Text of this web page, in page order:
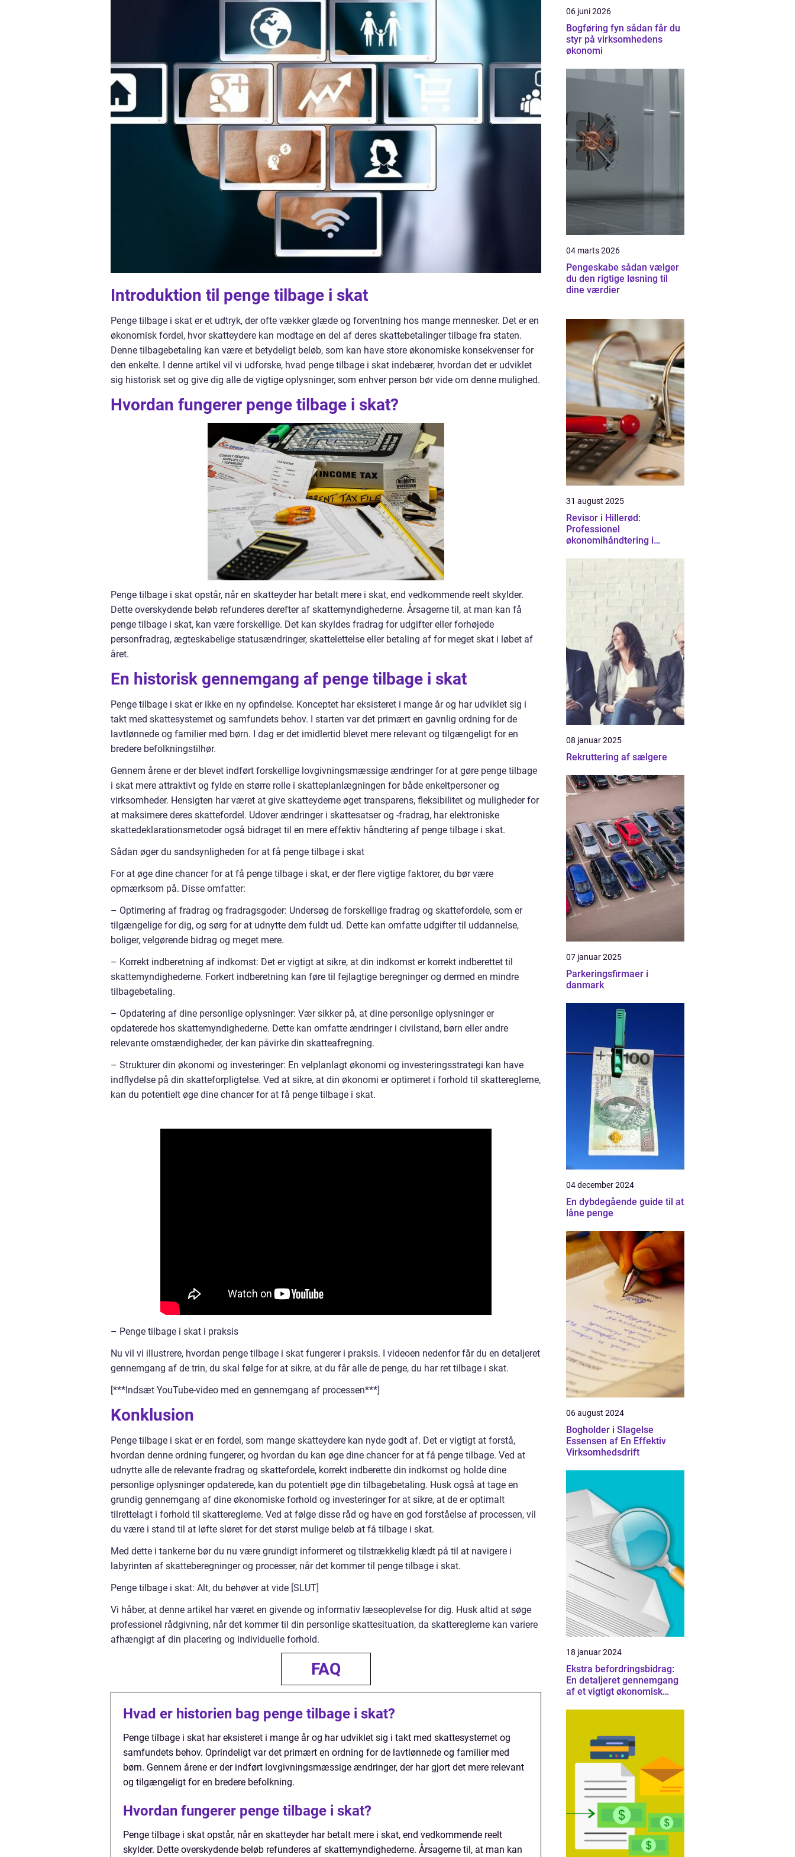
Introduktion til penge tilbage i skat
Penge tilbage i skat er et udtryk, der ofte vækker glæde og forventning hos mange mennesker. Det er en
økonomisk fordel, hvor skatteydere kan modtage en del af deres skattebetalinger tilbage fra staten.
Denne tilbagebetaling kan være et betydeligt beløb, som kan have store økonomiske konsekvenser for
den enkelte. I denne artikel vil vi udforske, hvad penge tilbage i skat indebærer, hvordan det er udviklet
sig historisk set og give dig alle de vigtige oplysninger, som enhver person bør vide om denne mulighed.
Hvordan fungerer penge tilbage i skat?
Penge tilbage i skat opstår, når en skatteyder har betalt mere i skat, end vedkommende reelt skylder.
Dette overskydende beløb refunderes derefter af skattemyndighederne. Årsagerne til, at man kan få
penge tilbage i skat, kan være forskellige. Det kan skyldes fradrag for udgifter eller forhøjede
personfradrag, ægteskabelige statusændringer, skattelettelse eller betaling af for meget skat i løbet af
året.
En historisk gennemgang af penge tilbage i skat
Penge tilbage i skat er ikke en ny opfindelse. Konceptet har eksisteret i mange år og har udviklet sig i
takt med skattesystemet og samfundets behov. I starten var det primært en gavnlig ordning for de
lavtlønnede og familier med børn. I dag er det imidlertid blevet mere relevant og tilgængeligt for en
bredere befolkningstilhør.
Gennem årene er der blevet indført forskellige lovgivningsmæssige ændringer for at gøre penge tilbage
i skat mere attraktivt og fylde en større rolle i skatteplanlægningen for både enkeltpersoner og
virksomheder. Hensigten har været at give skatteyderne øget transparens, fleksibilitet og muligheder for
at maksimere deres skattefordel. Udover ændringer i skattesatser og -fradrag, har elektroniske
skattedeklarationsmetoder også bidraget til en mere effektiv håndtering af penge tilbage i skat.
Sådan øger du sandsynligheden for at få penge tilbage i skat
For at øge dine chancer for at få penge tilbage i skat, er der flere vigtige faktorer, du bør være
opmærksom på. Disse omfatter:
– Optimering af fradrag og fradragsgoder: Undersøg de forskellige fradrag og skattefordele, som er
tilgængelige for dig, og sørg for at udnytte dem fuldt ud. Dette kan omfatte udgifter til uddannelse,
boliger, velgørende bidrag og meget mere.
– Korrekt indberetning af indkomst: Det er vigtigt at sikre, at din indkomst er korrekt indberettet til
skattemyndighederne. Forkert indberetning kan føre til fejlagtige beregninger og dermed en mindre
tilbagebetaling.
– Opdatering af dine personlige oplysninger: Vær sikker på, at dine personlige oplysninger er
opdaterede hos skattemyndighederne. Dette kan omfatte ændringer i civilstand, børn eller andre
relevante omstændigheder, der kan påvirke din skatteafregning.
– Strukturer din økonomi og investeringer: En velplanlagt økonomi og investeringsstrategi kan have
indflydelse på din skatteforpligtelse. Ved at sikre, at din økonomi er optimeret i forhold til skattereglerne,
kan du potentielt øge dine chancer for at få penge tilbage i skat.
– Penge tilbage i skat i praksis
Nu vil vi illustrere, hvordan penge tilbage i skat fungerer i praksis. I videoen nedenfor får du en detaljeret
gennemgang af de trin, du skal følge for at sikre, at du får alle de penge, du har ret tilbage i skat.
[***Indsæt YouTube-video med en gennemgang af processen***]
Konklusion
Penge tilbage i skat er en fordel, som mange skatteydere kan nyde godt af. Det er vigtigt at forstå,
hvordan denne ordning fungerer, og hvordan du kan øge dine chancer for at få penge tilbage. Ved at
udnytte alle de relevante fradrag og skattefordele, korrekt indberette din indkomst og holde dine
personlige oplysninger opdaterede, kan du potentielt øge din tilbagebetaling. Husk også at tage en
grundig gennemgang af dine økonomiske forhold og investeringer for at sikre, at de er optimalt
tilrettelagt i forhold til skattereglerne. Ved at følge disse råd og have en god forståelse af processen, vil
du være i stand til at løfte sløret for det størst mulige beløb at få tilbage i skat.
Med dette i tankerne bør du nu være grundigt informeret og tilstrækkelig klædt på til at navigere i
labyrinten af skatteberegninger og processer, når det kommer til penge tilbage i skat.
Penge tilbage i skat: Alt, du behøver at vide [SLUT]
Vi håber, at denne artikel har været en givende og informativ læseoplevelse for dig. Husk altid at søge
professionel rådgivning, når det kommer til din personlige skattesituation, da skattereglerne kan variere
afhængigt af din placering og individuelle forhold.
FAQ
Hvad er historien bag penge tilbage i skat?
Penge tilbage i skat har eksisteret i mange år og har udviklet sig i takt med skattesystemet og
samfundets behov. Oprindeligt var det primært en ordning for de lavtlønnede og familier med
børn. Gennem årene er der indført lovgivningsmæssige ændringer, der har gjort det mere relevant
og tilgængeligt for en bredere befolkning.
Hvordan fungerer penge tilbage i skat?
Penge tilbage i skat opstår, når en skatteyder har betalt mere i skat, end vedkommende reelt
skylder. Dette overskydende beløb refunderes af skattemyndighederne. Årsagerne til, at man kan
06 juni 2026
Bogføring fyn sådan får du
styr på virksomhedens
økonomi
04 marts 2026
Pengeskabe sådan vælger
du den rigtige løsning til
dine værdier
31 august 2025
Revisor i Hillerød:
Professionel
økonomihåndtering i
08 januar 2025
Rekruttering af sælgere
07 januar 2025
Parkeringsfirmaer i
danmark
04 december 2024
En dybdegående guide til at
låne penge
06 august 2024
Bogholder i Slagelse
Essensen af En Effektiv
Virksomhedsdrift
18 januar 2024
Ekstra befordringsbidrag:
En detaljeret gennemgang
af et vigtigt økonomisk